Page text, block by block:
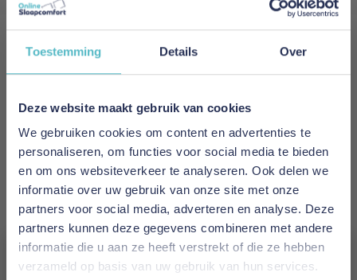
Toestemming Details Over
Deze website maakt gebruik van cookies
We gebruiken cookies om content en advertenties te
personaliseren, om functies voor social media te bieden
en om ons websiteverkeer te analyseren. Ook delen we
informatie over uw gebruik van onze site met onze
partners voor social media, adverteren en analyse. Deze
partners kunnen deze gegevens combineren met andere
informatie die u aan ze heeft verstrekt of die ze hebben
verzameld op basis van uw gebruik van hun services.
Schrijf je in voor onze nieuwsbrief!
en ontvang als eerste de nieuwste artikelen.
E-mailadres
Inschrijven
This form is protected by reCAPTCHA - theGoogle Privacy
Policyand Terms of Serviceapply.